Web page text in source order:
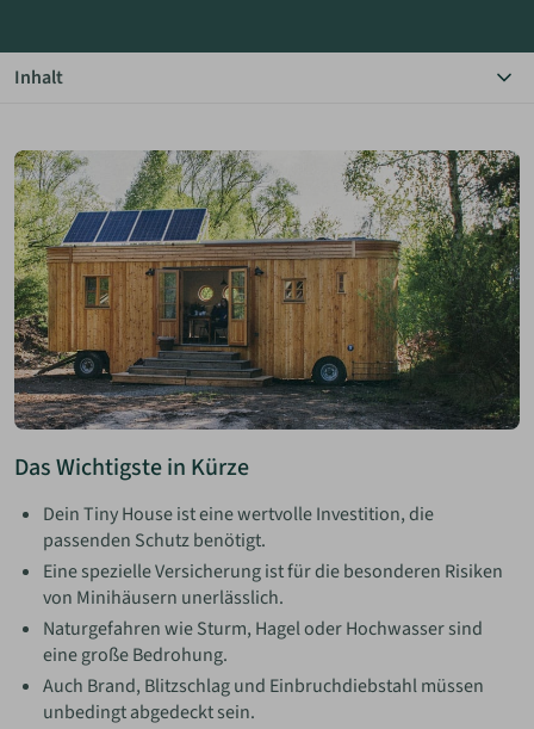
Inhalt
Spezielle Tiny-Tiny-House-Versicherung
Das Wichtigste in Kürze
Dein Tiny House ist eine wertvolle Investition, die
passenden Schutz benötigt.
Eine spezielle Versicherung ist für die besonderen Risiken
von Minihäusern unerlässlich.
Naturgefahren wie Sturm, Hagel oder Hochwasser sind
eine große Bedrohung.
Auch Brand, Blitzschlag und Einbruchdiebstahl müssen
unbedingt abgedeckt sein.